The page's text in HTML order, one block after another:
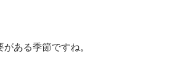
ある季節ですね。